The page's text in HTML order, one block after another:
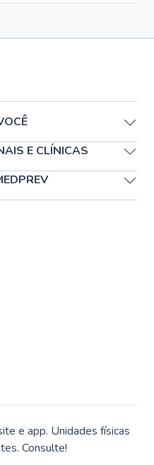
E CLÍNICAS
e app. Unidades físicas
Consulte!